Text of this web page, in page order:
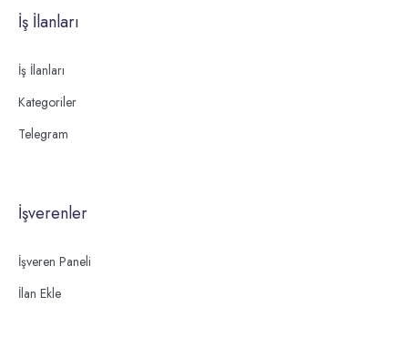
İş İlanları
İş İlanları
Kategoriler
Telegram
İşverenler
İşveren Paneli
İlan Ekle